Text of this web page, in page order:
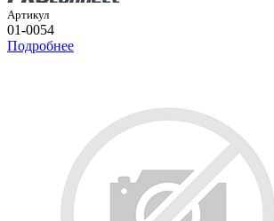
Артикул
01-0054
Подробнее